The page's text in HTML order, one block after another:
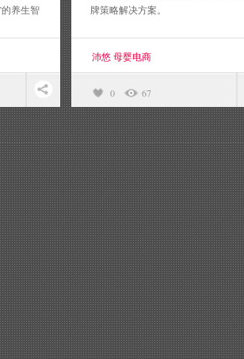
养生智
牌策略解决方案。
沛悠 母婴电商
0 67